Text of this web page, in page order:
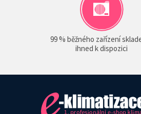
99 % běžného zařízení
ihned k dispozici